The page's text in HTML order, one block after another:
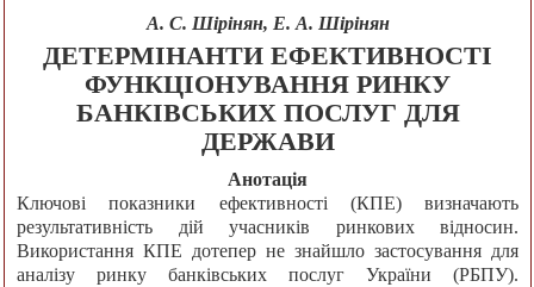
А. С. Шірінян, Е. А. Шірінян
ДЕТЕРМІНАНТИ ЕФЕКТИВНОСТІ
ФУНКЦІОНУВАННЯ РИНКУ
БАНКІВСЬКИХ ПОСЛУГ ДЛЯ
ДЕРЖАВИ
Анотація
Ключові показники ефективності (КПЕ) визначають
результативність дій учасників ринкових відносин.
Використання КПЕ дотепер не знайшло застосування для
аналізу ринку банківських послуг України (РБПУ).